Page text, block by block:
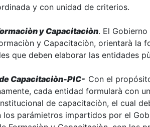
y con unidad de criterios.
y Capacitaciòn. El
y Capacitaciòn, orientarà la
que deben elaborar las entidades
Capacitaciòn-PIC- Con el
cada entidad formularà con
de capacitaciòn, el cual
los parámietros impartidos por el